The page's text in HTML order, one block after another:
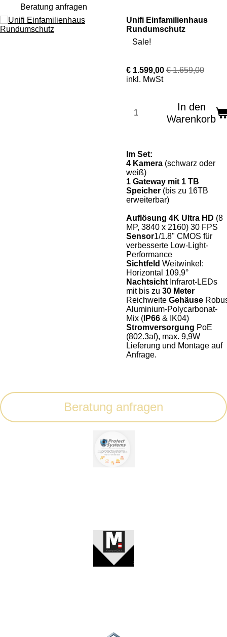
Beratung anfragen
Unifi Einfamilienhaus
Rundumschutz
Sale!
€ 1.599,00 € 1.659,00
inkl. MwSt
In den
Warenkorb
Im Set:
4 Kamera (schwarz oder
weiß)
1 Gateway mit 1 TB
Speicher (bis zu 16TB
erweiterbar)
Auflösung 4K Ultra HD (8
MP, 3840 x 2160) 30 FPS
Sensor1/1.8" CMOS für
verbesserte Low-Light-
Performance
Sichtfeld Weitwinkel:
Horizontal 109,9°
Nachtsicht Infrarot-LEDs
mit bis zu 30 Meter
Reichweite Gehäuse
Aluminium-Polycarbonat-
Mix ( IP66 & IK04)
Stromversorgung PoE
(802.3af), max. 9,9W
Lieferung und Montage auf
Anfrage.
Beratung anfragen